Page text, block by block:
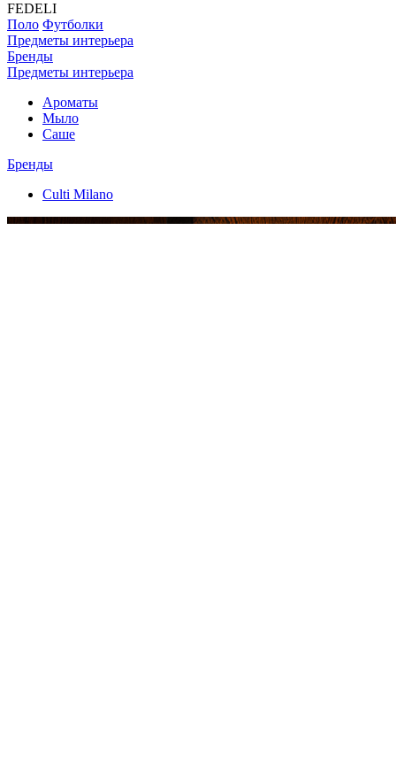
FEDELI
Поло Футболки
Предметы интерьера
Бренды
Предметы интерьера
Ароматы
Мыло
Саше
Бренды
Culti Milano